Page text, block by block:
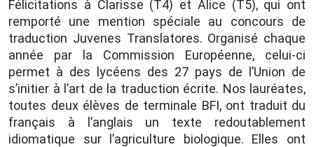
Félicitations à Clarisse (T4) et Alice (T5), qui ont
remporté une mention spéciale au concours de
traduction Juvenes Translatores. Organisé chaque
année par la Commission Européenne, celui-ci
permet à des lycéens des 27 pays de l’Union de
s’initier à l’art de la traduction écrite. Nos lauréates,
toutes deux élèves de terminale BFI, ont traduit du
français à l’anglais un texte redoutablement
idiomatique sur l’agriculture biologique. Elles ont